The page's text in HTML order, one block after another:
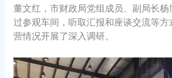
董文红，市财政局党组成员、副局长杨
过参观车间，听取汇报和座谈交流等
营情况开展了深入调研。